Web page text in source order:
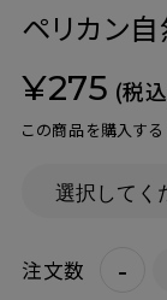
ペリカン
¥275 (税
この商品を購入する
注文数 -